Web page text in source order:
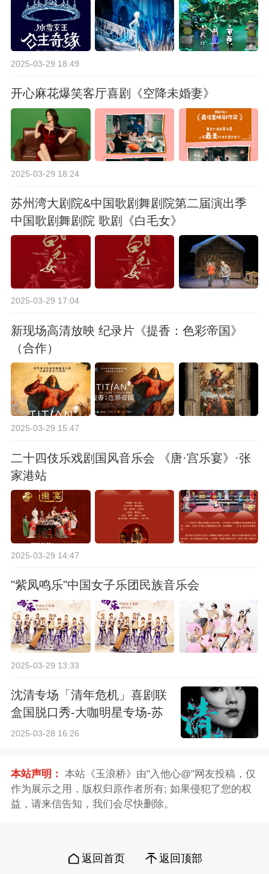
2025-03-29 18:49
开心麻花爆笑客厅喜剧《空降未婚妻》
2025-03-29 18:24
苏州湾大剧院&中国歌剧舞剧院第二届演出季
中国歌剧舞剧院 歌剧《白毛女》
2025-03-29 17:04
新现场高清放映 纪录片《提香：色彩帝国》
（合作）
2025-03-29 15:47
二十四伎乐戏剧国风音乐会 《唐·宫乐宴》·张
家港站
2025-03-29 14:47
"紫凤鸣乐"中国女子乐团民族音乐会
2025-03-29 13:33
沈清专场「清年危机」喜剧联
盒国脱口秀-大咖明星专场-苏
州站
2025-03-28 16:26
本站声明： 本站《玉浪桥》由"入他心@"网友投稿，仅
作为展示之用，版权归原作者所有; 如果侵犯了您的权
益，请来信告知，我们会尽快删除。
返回首页 返回顶部